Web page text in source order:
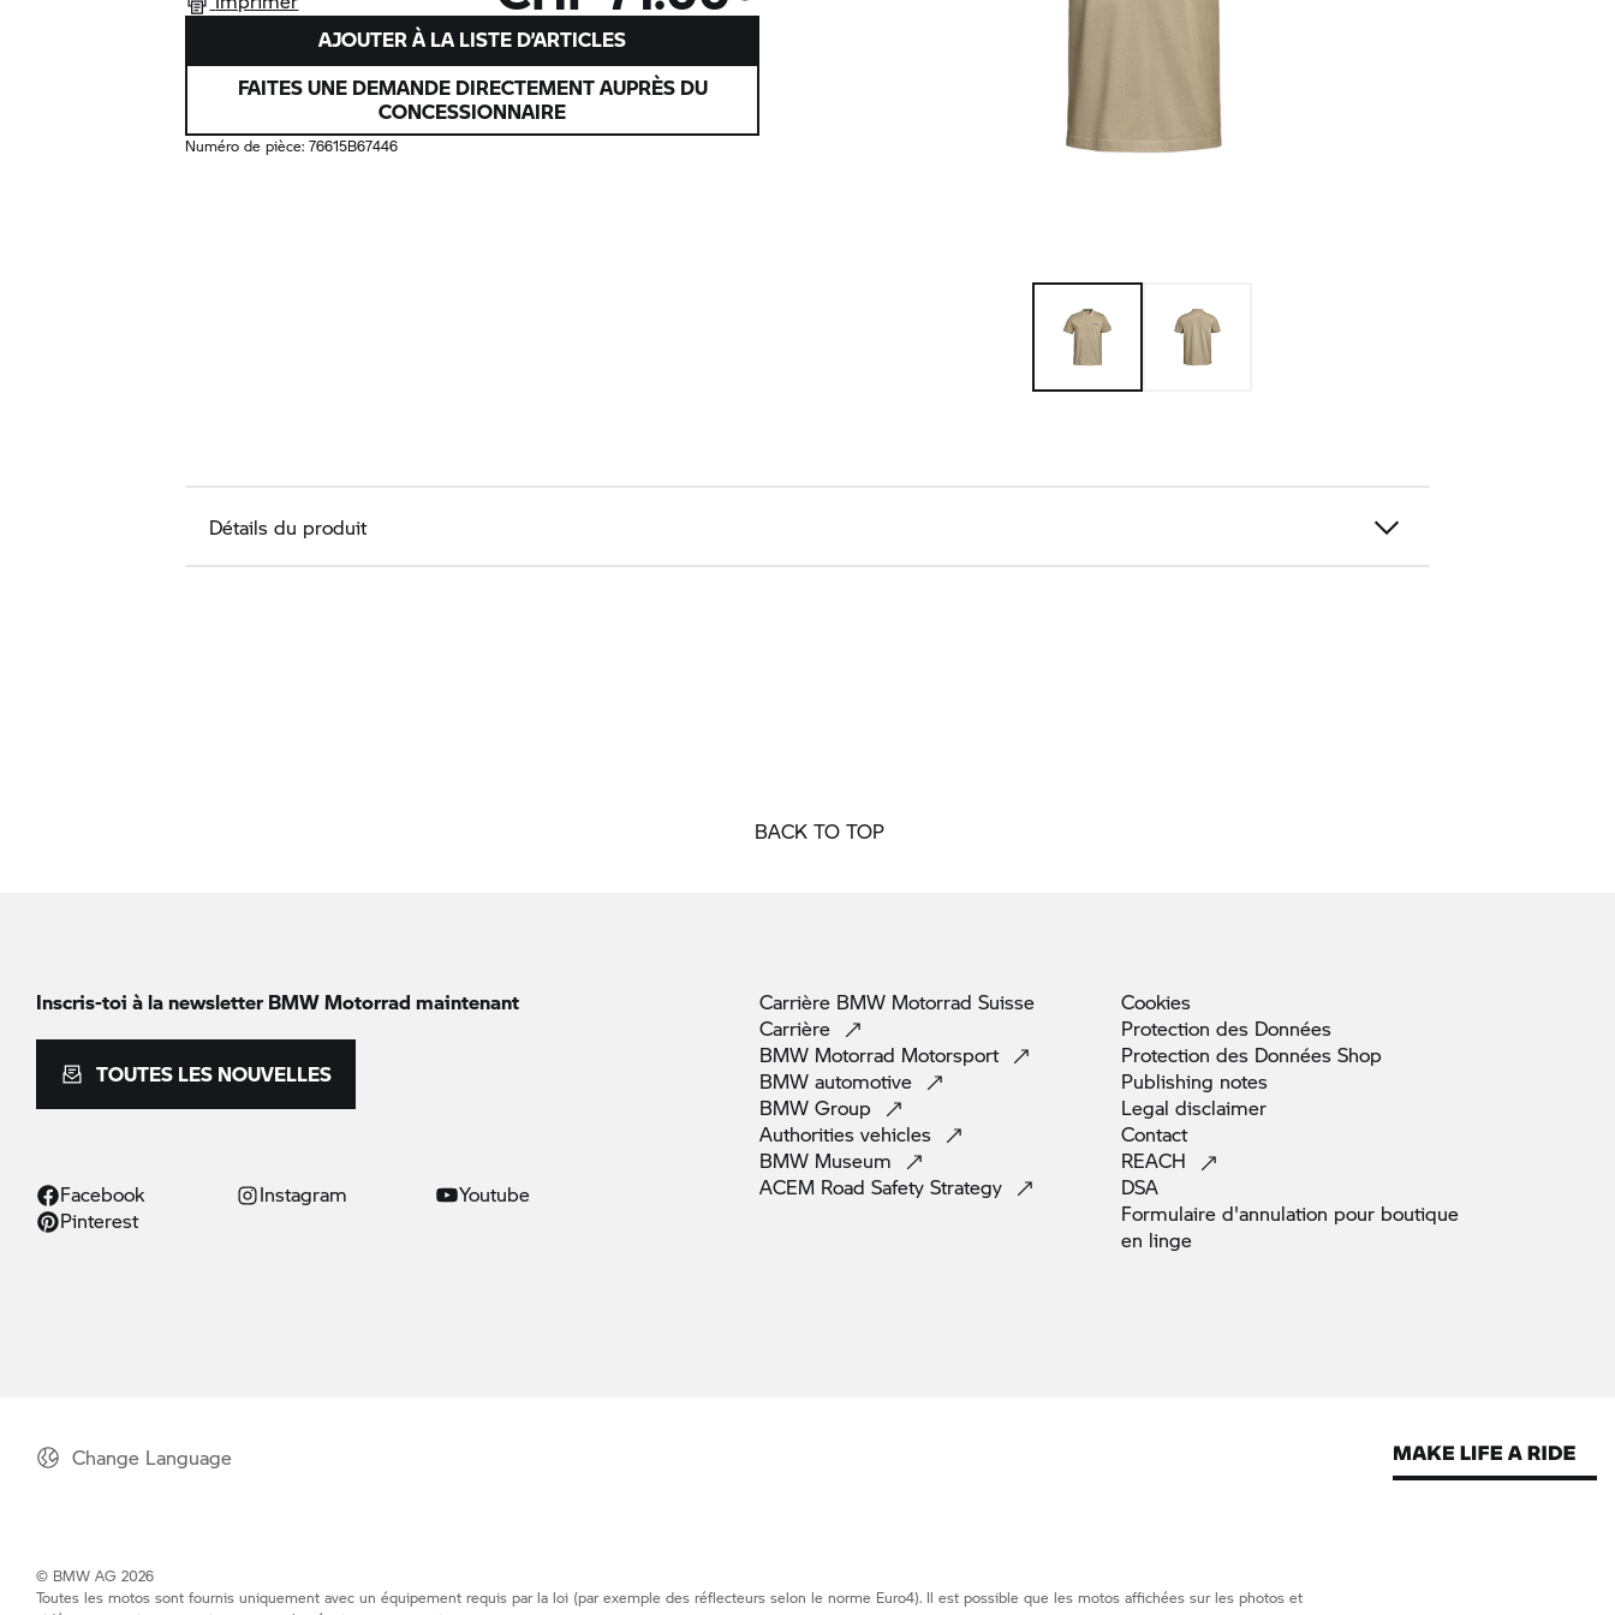
AJOUTER À LA LISTE D’ARTICLES
FAITES UNE DEMANDE DIRECTEMENT AUPRÈS DU
CONCESSIONNAIRE
Numéro de pièce:76615B67446
Détails du produit
BACK TO TOP
Inscris-toi à la newsletterBMW Motorrad maintenant
TOUTES LES NOUVELLES
Facebook Instagram
Youtube
Pinterest
Carrière BMW Motorrad Suisse
Carrière
BMW Motorrad Motorsport
BMW automotive
BMW Group
Authorities vehicles
BMW Museum
ACEM Road Safety Strategy
Cookies
Protection des Données
Protection des Données Shop
Publishing notes
Legal disclaimer
Contact
REACH
DSA
Formulaire d'annulation pour boutique
en linge
Change Language
© BMW AG 2026
Toutes les motos sont fournis uniquement avec un équipement requis par la loi (par exemple des réflecteurs selon le norme Euro4). Il est possible que les motos affichées sur les photos et